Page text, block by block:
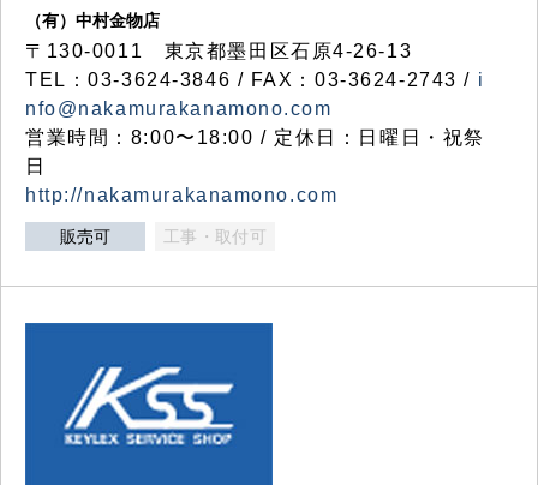
（有）中村金物店
〒130-0011 東京都墨田区石原4-26-13
TEL：03-3624-3846 / FAX：03-3624-2743 / i
nfo@nakamurakanamono.com
営業時間：8:00〜18:00 / 定休日：日曜日・祝祭
日
http://nakamurakanamono.com
販売可 工事・取付可